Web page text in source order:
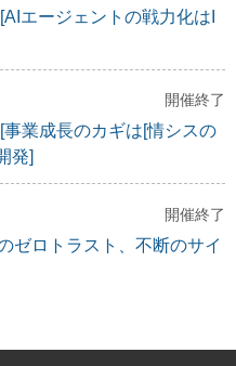
エージェントの戦力化はI
開催終了
事業成長のカギは[情シスの
発]
開催終了
ゼロトラスト、不断のサイ